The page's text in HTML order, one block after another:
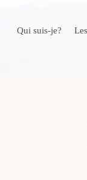
Qui suis-je?